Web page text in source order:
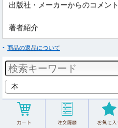
出版社・メーカーからのコメント
著者紹介
商品の返品について